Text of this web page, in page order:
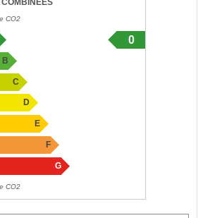
volant
COMBINÉES
CO2
0
B
C
D
E
F
G
CO2